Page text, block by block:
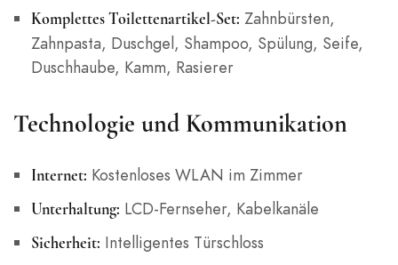
Komplettes Toilettenartikel-Set: Zahnbürsten,
Zahnpasta, Duschgel, Shampoo, Spülung, Seife,
Duschhaube, Kamm, Rasierer
Technologie und Kommunikation
Internet: Kostenloses WLAN im Zimmer
Unterhaltung: LCD-Fernseher, Kabelkanäle
Sicherheit: Intelligentes Türschloss